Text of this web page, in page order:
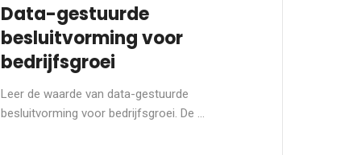
Data-gestuurde
besluitvorming voor
bedrijfsgroei
Leer de waarde van data-gestuurde
besluitvorming voor bedrijfsgroei. De ...